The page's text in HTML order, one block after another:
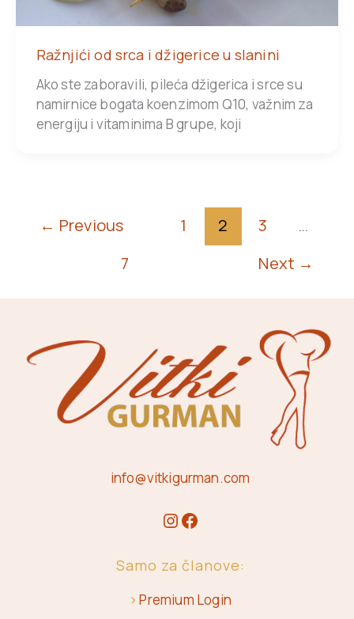
Ražnjići od srca i džigerice u slanini
Ako ste zaboravili, pileća džigerica i srce su
namirnice bogata koenzimom Q10, važnim za
energiju i vitaminima B grupe, koji
← Previous 1 2 3
…
7
Next →
info@vitkigurman.com
Samo za članove:
>Premium Login